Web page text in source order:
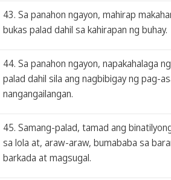
43. Sa panahon ngayon, mahirap
bukas palad dahil sa kahirapan ng buhay.
44. Sa panahon ngayon, napakahalaga
palad dahil sila ang nagbibigay ng pag-
nangangailangan.
45. Samang-palad, tamad ang
sa lola at, araw-araw, bumababa sa
barkada at magsugal.